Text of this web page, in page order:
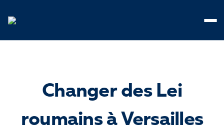
Changer des Lei
roumains à Versailles